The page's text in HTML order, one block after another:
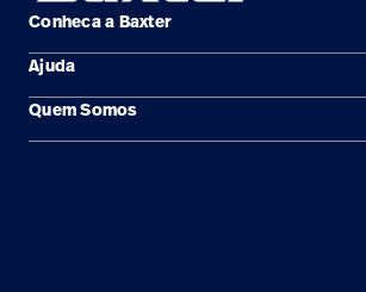
Conheca a Baxter
Áreas de solução
Produtos
Ajuda
Contato
Quem Somos